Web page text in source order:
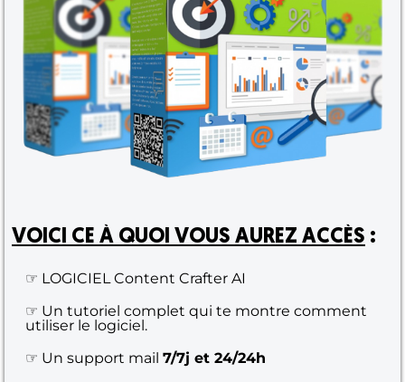
VOICI CE À QUOI VOUS AUREZ ACCÈS :
☞ LOGICIEL Content Crafter AI
☞ Un tutoriel complet qui te montre comment
utiliser le logiciel.
☞ Un support mail 7/7j et 24/24h